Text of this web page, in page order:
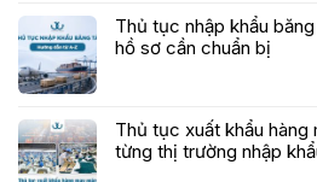
Thủ tục nhập khẩu
hồ sơ cần chuẩn bị
Thủ tục xuất khẩu hàng
từng thị trường nhập